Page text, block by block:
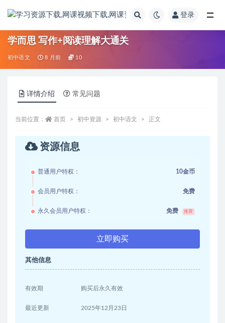
登录
学而思 写作+阅读理解大通关
初中语文 8 月前 10
详情介绍 常见问题
当前位置： 首页 初中资源 初中语文 正文
资源信息
普通用户特权： 10金币
会员用户特权： 免费
永久会员用户特权： 免费 推荐
立即购买
其他信息
有效期 购买后永久有效
最近更新 2025年12月23日